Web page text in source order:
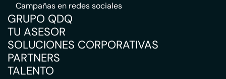
Campañas en redes sociales
GRUPO QDQ
TU ASESOR
SOLUCIONES CORPORATIVAS
PARTNERS
TALENTO